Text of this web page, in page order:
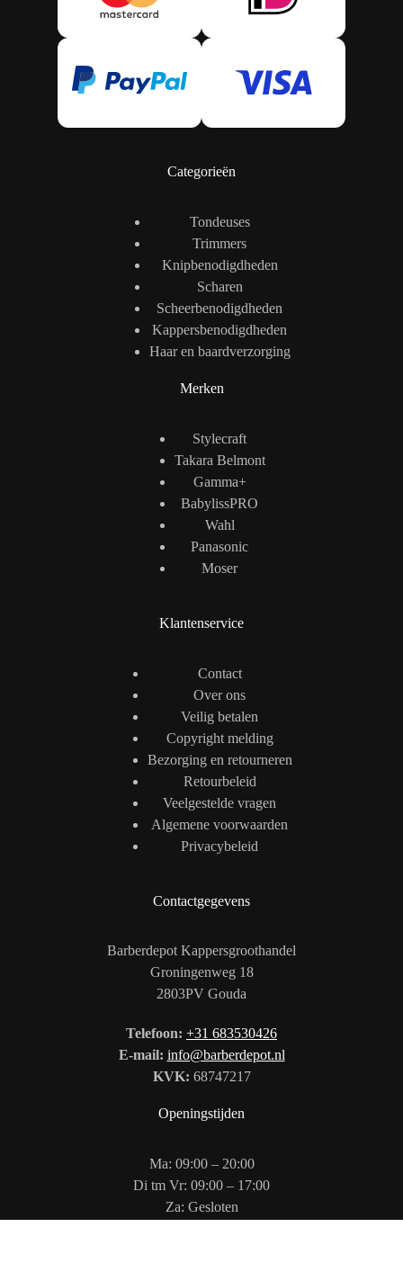
Categorieën
Tondeuses
Trimmers
Knipbenodigdheden
Scharen
Scheerbenodigdheden
Kappersbenodigdheden
Haar en baardverzorging
Merken
Stylecraft
Takara Belmont
Gamma+
BabylissPRO
Wahl
Panasonic
Moser
Klantenservice
Contact
Over ons
Veilig betalen
Copyright melding
Bezorging en retourneren
Retourbeleid
Veelgestelde vragen
Algemene voorwaarden
Privacybeleid
Contactgegevens
Barberdepot Kappersgroothandel
Groningenweg 18
2803PV Gouda
Telefoon: +31 683530426
E-mail: info@barberdepot.nl
KVK: 68747217
Openingstijden
Ma: 09:00 – 20:00
Di tm Vr: 09:00 – 17:00
Za: Gesloten